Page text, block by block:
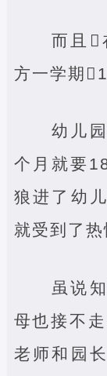
而且‌
方一学期
幼儿
个月就要
狼进了幼
就受到了热
虽说
母也接不
老师和园